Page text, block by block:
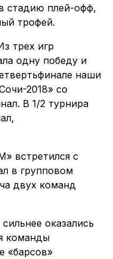
стадию плей-офф,
трофей.
трех игр
одну победу и
наши
2018» со
В 1/2 турнира
встретился с
в групповом
двух команд
оказались
команды
«барсов»